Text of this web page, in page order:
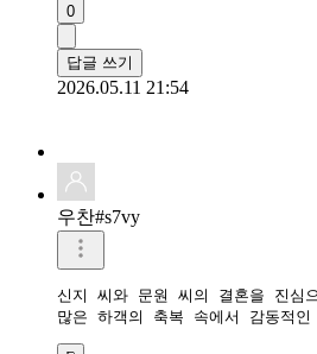
0
답글 쓰기
2026.05.11 21:54
우찬#s7vy
신지 씨와 문원 씨의 결혼을 진심
많은 하객의 축복 속에서 감동적